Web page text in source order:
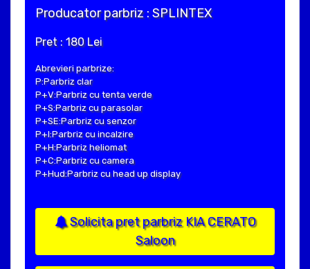
Producator parbriz : SPLINTEX
Pret : 180 Lei
Abrevieri parbrize:
P:Parbriz clar
P+V:Parbriz cu tenta verde
P+S:Parbriz cu parasolar
P+SE:Parbriz cu senzor
P+I:Parbriz cu incalzire
P+H:Parbriz heliomat
P+C:Parbriz cu camera
P+Hud:Parbriz cu head up display
Solicita pret parbriz KIA CERATO
Saloon